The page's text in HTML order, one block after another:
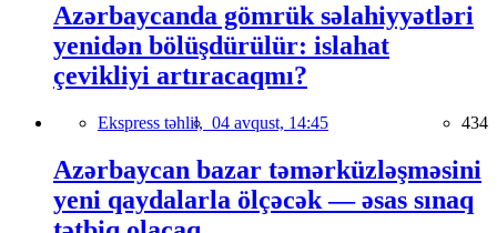
Azərbaycanda gömrük səlahiyyətləri
yenidən bölüşdürülür: islahat
çevikliyi artıracaqmı?
Ekspress təhlil, 04 avqust, 14:45 434
Azərbaycan bazar təmərküzləşməsini
yeni qaydalarla ölçəcək — əsas sınaq